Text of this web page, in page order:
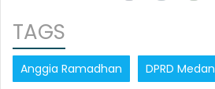
TAGS
Anggia Ramadhan DPRD Medan